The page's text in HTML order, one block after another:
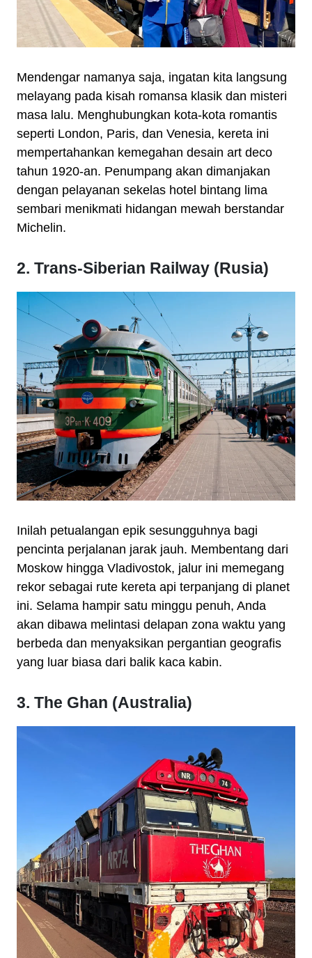
Mendengar namanya saja, ingatan kita langsung
melayang pada kisah romansa klasik dan misteri
masa lalu. Menghubungkan kota-kota romantis
seperti London, Paris, dan Venesia, kereta ini
mempertahankan kemegahan desain art deco
tahun 1920-an. Penumpang akan dimanjakan
dengan pelayanan sekelas hotel bintang lima
sembari menikmati hidangan mewah berstandar
Michelin.
2. Trans-Siberian Railway (Rusia)
Inilah petualangan epik sesungguhnya bagi
pencinta perjalanan jarak jauh. Membentang dari
Moskow hingga Vladivostok, jalur ini memegang
rekor sebagai rute kereta api terpanjang di planet
ini. Selama hampir satu minggu penuh, Anda
akan dibawa melintasi delapan zona waktu yang
berbeda dan menyaksikan pergantian geografis
yang luar biasa dari balik kaca kabin.
3. The Ghan (Australia)